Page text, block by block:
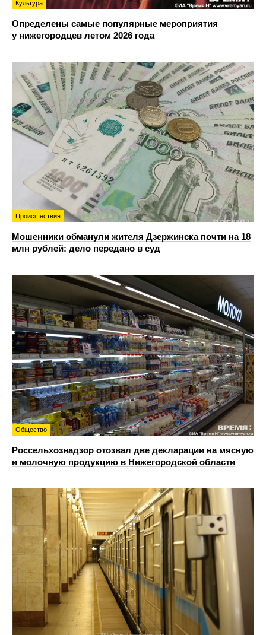
Культура
Определены самые популярные мероприятия
у нижегородцев летом 2026 года
Происшествия
Мошенники обманули жителя Дзержинска почти на 18
млн рублей: дело передано в суд
Общество
Россельхознадзор отозвал две декларации на мясную
и молочную продукцию в Нижегородской области